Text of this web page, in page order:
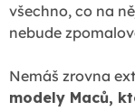
všechno, co na
nebude
Nemáš zrovna
modely Maců,